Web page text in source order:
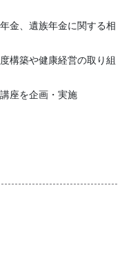
金、遺族年金に関する相
構築や健康経営の取り組
座を企画・実施